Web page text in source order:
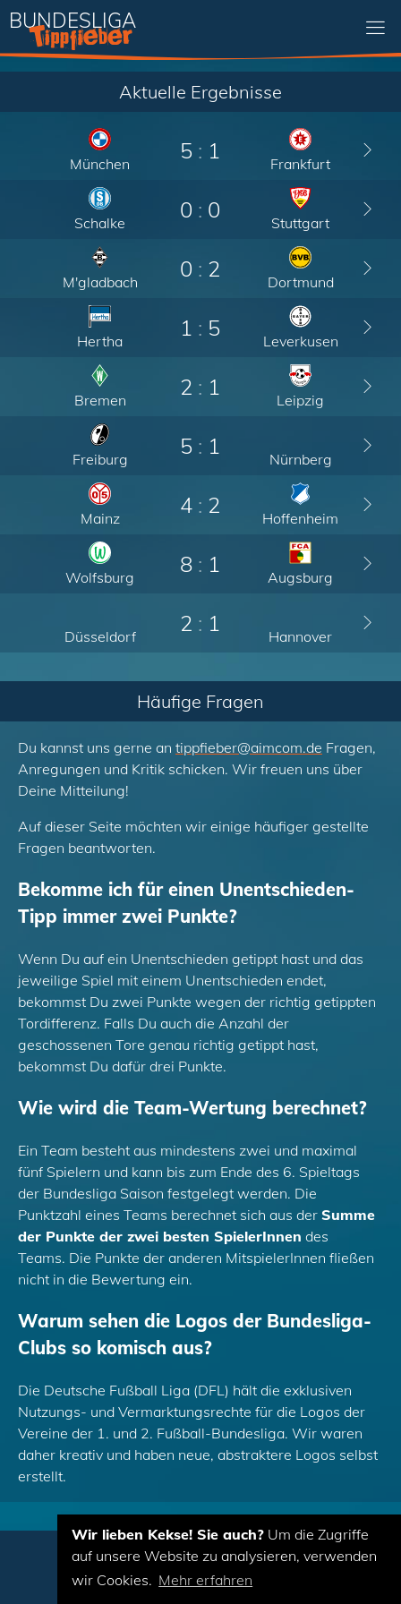
Wir lieben Kekse! Sie auch? Um die Zugriffe
auf unsere Website zu analysieren, verwenden
wir Cookies. Mehr erfahren
BUNDESLIGA
Aktuelle Ergebnisse
München 5 : 1 Frankfurt
Schalke 0 : 0 Stuttgart
M'gladbach 0 : 2 Dortmund
Hertha 1 : 5 Leverkusen
Bremen 2 : 1 Leipzig
Freiburg 5 : 1 Nürnberg
Mainz 4 : 2 Hoffenheim
Wolfsburg 8 : 1 Augsburg
Düsseldorf 2 : 1 Hannover
Häufige Fragen
Du kannst uns gerne an tippfieber@aimcom.de Fragen,
Anregungen und Kritik schicken. Wir freuen uns über
Deine Mitteilung!
Auf dieser Seite möchten wir einige häufiger gestellte
Fragen beantworten.
Bekomme ich für einen Unentschieden-
Tipp immer zwei Punkte?
Wenn Du auf ein Unentschieden getippt hast und das
jeweilige Spiel mit einem Unentschieden endet,
bekommst Du zwei Punkte wegen der richtig getippten
Tordifferenz. Falls Du auch die Anzahl der
geschossenen Tore genau richtig getippt hast,
bekommst Du dafür drei Punkte.
Wie wird die Team-Wertung berechnet?
Ein Team besteht aus mindestens zwei und maximal
fünf Spielern und kann bis zum Ende des 6. Spieltags
der Bundesliga Saison festgelegt werden. Die
Punktzahl eines Teams berechnet sich aus der Summe
der Punkte der zwei besten SpielerInnen des
Teams. Die Punkte der anderen MitspielerInnen fließen
nicht in die Bewertung ein.
Warum sehen die Logos der Bundesliga-
Clubs so komisch aus?
Die Deutsche Fußball Liga (DFL) hält die exklusiven
Nutzungs- und Vermarktungsrechte für die Logos der
Vereine der 1. und 2. Fußball-Bundesliga. Wir waren
daher kreativ und haben neue, abstraktere Logos selbst
erstellt.
Datenschutz